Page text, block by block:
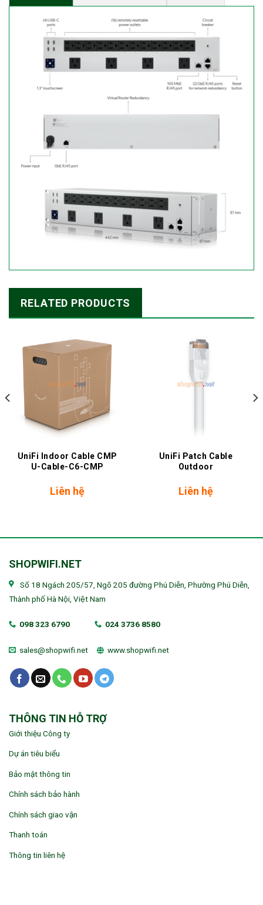
RELATED PRODUCTS
UniFi Indoor Cable CMP
U-Cable-C6-CMP
Liên hệ
UniFi Patch Cable
Outdoor
Liên hệ
SHOPWIFI.NET
Số 18 Ngách 205/57, Ngõ 205 đường Phú Diễn, Phường Phú Diễn,
Thành phố Hà Nội, Việt Nam
098 323 6790 024 3736 8580
sales@shopwifi.net www.shopwifi.net
THÔNG TIN HỖ TRỢ
Giới thiệu Công ty
Dự án tiêu biểu
Bảo mật thông tin
Chính sách bảo hành
Chính sách giao vận
Thanh toán
Thông tin liên hệ